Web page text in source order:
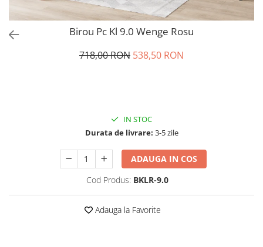
Birou Pc Kl 9.0 Wenge Rosu
718,00 RON 538,50 RON
IN STOC
Durata de livrare: 3-5 zile
ADAUGA IN COS
Cod Produs: BKLR-9.0
Adauga la Favorite